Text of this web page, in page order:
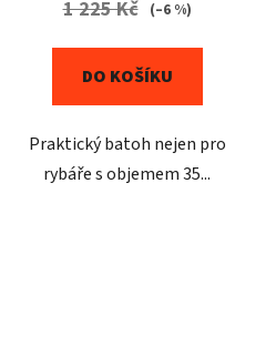
1 225 Kč (–6 %)
DO KOŠÍKU
Praktický batoh nejen pro
rybáře s objemem 35...